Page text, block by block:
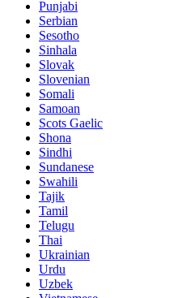
Punjabi
Serbian
Sesotho
Sinhala
Slovak
Slovenian
Somali
Samoan
Scots Gaelic
Shona
Sindhi
Sundanese
Swahili
Tajik
Tamil
Telugu
Thai
Ukrainian
Urdu
Uzbek